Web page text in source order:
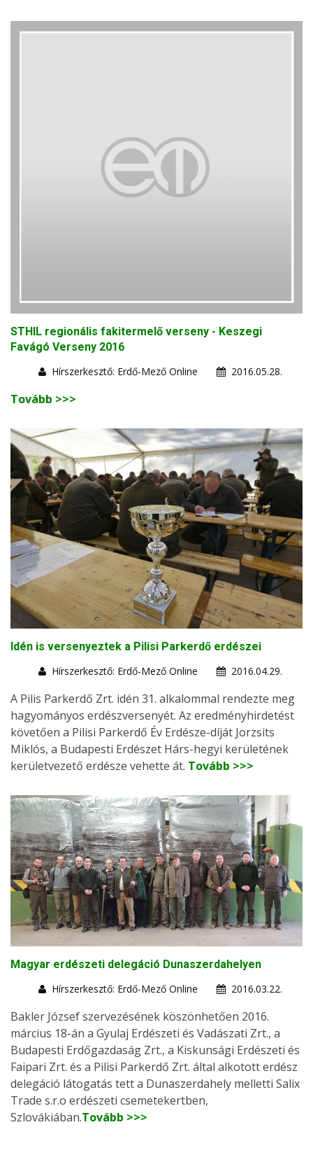
STHIL regionális fakitermelő verseny - Keszegi
Favágó Verseny 2016
Hírszerkesztő: Erdő-Mező Online
2016.05.28.
Tovább >>>
Idén is versenyeztek a Pilisi Parkerdő erdészei
Hírszerkesztő: Erdő-Mező Online
2016.04.29.
A Pilis Parkerdő Zrt. idén 31. alkalommal rendezte meg
hagyományos erdészversenyét. Az eredményhirdetést
követően a Pilisi Parkerdő Év Erdésze-díját Jorzsits
Miklós, a Budapesti Erdészet Hárs-hegyi kerületének
kerületvezető erdésze vehette át. Tovább >>>
Magyar erdészeti delegáció Dunaszerdahelyen
Hírszerkesztő: Erdő-Mező Online
2016.03.22.
Bakler József szervezésének köszönhetően 2016.
március 18-án a Gyulaj Erdészeti és Vadászati Zrt., a
Budapesti Erdőgazdaság Zrt., a Kiskunsági Erdészeti és
Faipari Zrt. és a Pilisi Parkerdő Zrt. által alkotott erdész
delegáció látogatás tett a Dunaszerdahely melletti Salix
Trade s.r.o erdészeti csemetekertben,
Szlovákiában.Tovább >>>